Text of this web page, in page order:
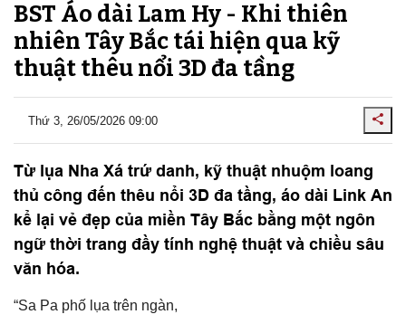
BST Áo dài Lam Hy - Khi thiên
nhiên Tây Bắc tái hiện qua kỹ
thuật thêu nổi 3D đa tầng
Thứ 3, 26/05/2026 09:00
Từ lụa Nha Xá trứ danh, kỹ thuật nhuộm loang
thủ công đến thêu nổi 3D đa tầng, áo dài Link An
kể lại vẻ đẹp của miền Tây Bắc bằng một ngôn
ngữ thời trang đầy tính nghệ thuật và chiều sâu
văn hóa.
“Sa Pa phố lụa trên ngàn,